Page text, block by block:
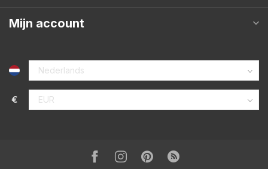
Mijn account
€